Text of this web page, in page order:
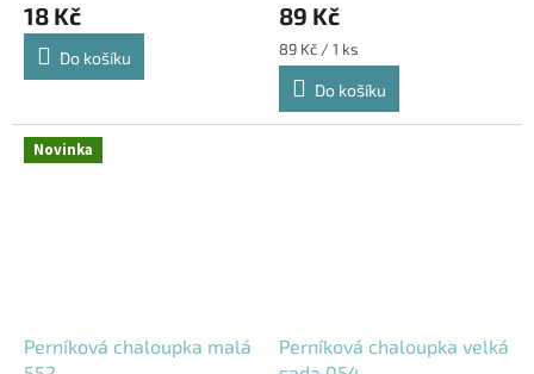
18 Kč
Do košíku
89 Kč
Měrná
cena:
89 Kč / 1 ks
Do košíku
Novinka
Perníková chaloupka malá
Perníková chaloupka velká